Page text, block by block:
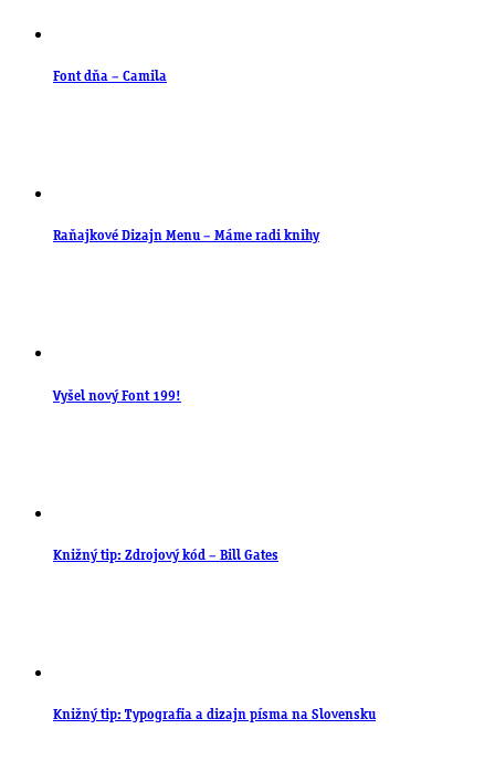
Font dňa – Camila
Raňajkové Dizajn Menu – Máme radi knihy
Vyšel nový Font 199!
Knižný tip: Zdrojový kód – Bill Gates
Knižný tip: Typografia a dizajn písma na Slovensku